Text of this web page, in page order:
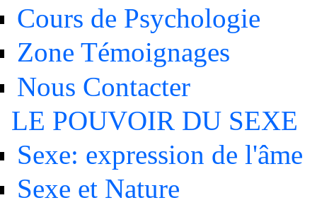
Cours de Psychologie
Zone Témoignages
Nous Contacter
LE POUVOIR DU SEXE
Sexe: expression de l'âme
Sexe et Nature